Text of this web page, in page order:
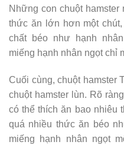
Những con chuột
thức ăn lớn hơn một
chất béo như hạnh
miếng hạnh nhân ngọt chỉ
Cuối cùng, chuột hamster
chuột hamster lùn. Rõ
có thể thích ăn bao nhiêu
quá nhiều thức ăn béo
miếng hạnh nhân ngọt